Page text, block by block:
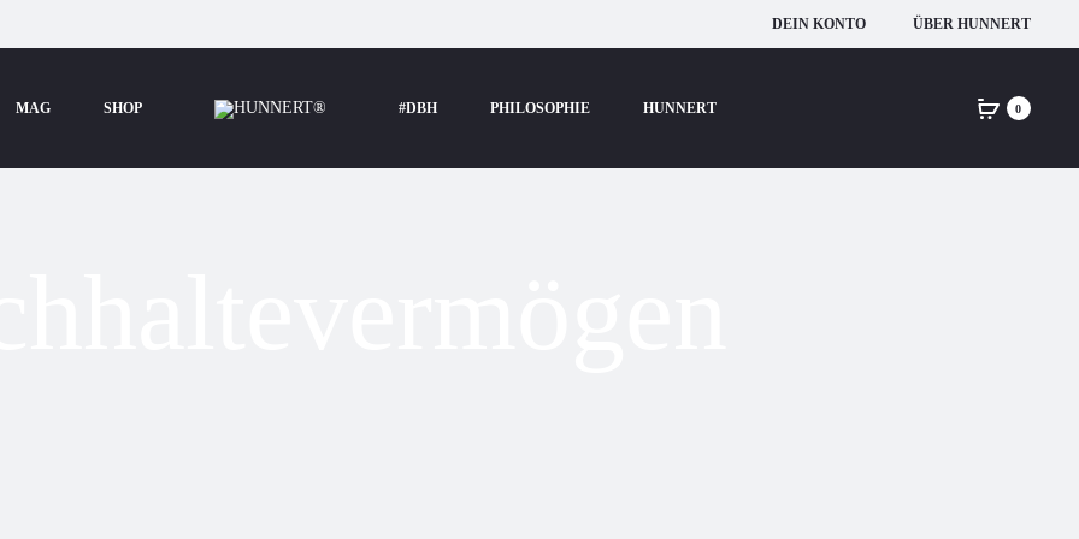
DEIN KONTO ÜBER HUNNERT
MAG SHOP #DBH PHILOSOPHIE HUNNERT 0